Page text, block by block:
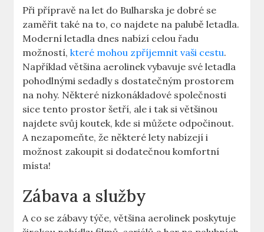
Při přípravě na let do Bulharska je dobré se
zaměřit také na to, co najdete na palubě letadla.
Moderní letadla dnes nabízí celou řadu
možností,které mohou zpříjemnit vaši cestu.
Například většina aerolinek vybavuje své letadla
pohodlnými sedadly s dostatečným prostorem
na nohy. Některé nízkonákladové společnosti
sice tento prostor šetří, ale i tak si většinou
najdete svůj koutek, kde si můžete odpočinout.
A nezapomeňte, že některé lety nabízejí i
možnost zakoupit si dodatečnou komfortní
místa!
Zábava a služby
A co se zábavy týče, většina aerolinek poskytuje